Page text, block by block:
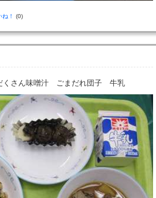
ね！ (0)
さん味噌汁 ごまだれ団子 牛乳